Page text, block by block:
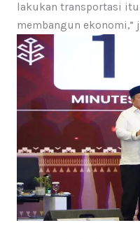
lakukan transportasi itu
membangun ekonomi,”